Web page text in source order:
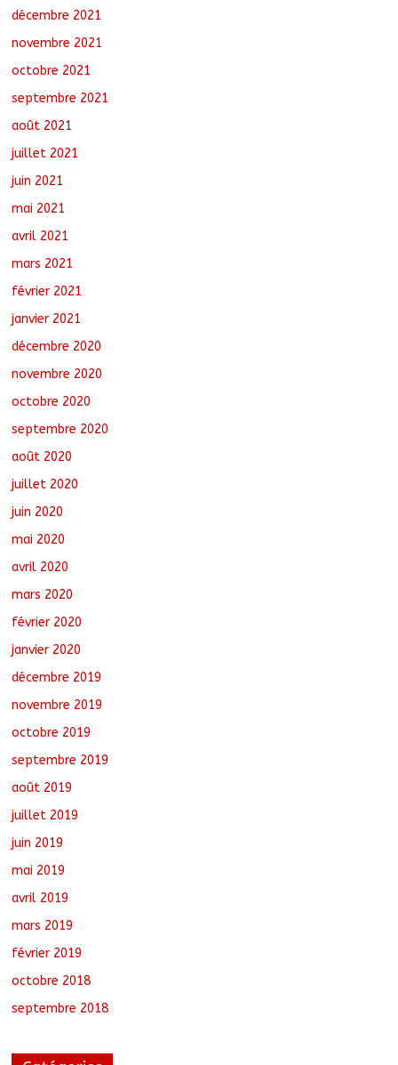
décembre 2021
novembre 2021
octobre 2021
septembre 2021
août 2021
juillet 2021
juin 2021
mai 2021
avril 2021
mars 2021
février 2021
janvier 2021
décembre 2020
novembre 2020
octobre 2020
septembre 2020
août 2020
juillet 2020
juin 2020
mai 2020
avril 2020
mars 2020
février 2020
janvier 2020
décembre 2019
novembre 2019
octobre 2019
septembre 2019
août 2019
juillet 2019
juin 2019
mai 2019
avril 2019
mars 2019
février 2019
octobre 2018
septembre 2018